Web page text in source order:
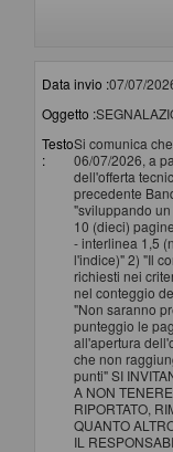
Data invio :07/07/
Oggetto :
Testo
:
Si comunica
06/07/2026, a
dell'offerta
precedente
"sviluppando
10 (dieci)
- interlinea 1,5
l'indice)" 2) "Il
richiesti nei
nel conteggio
"Non saranno
punteggio le
all'apertura
che non
punti" SI
A NON
RIPORTATO,
QUANTO
IL